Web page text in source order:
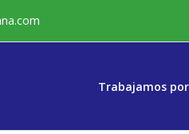
Trabajamos